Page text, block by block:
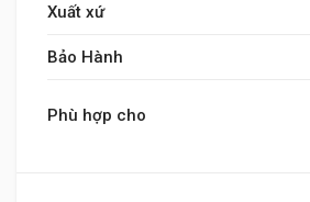
Xuất xứ
Bảo Hành
Phù hợp cho